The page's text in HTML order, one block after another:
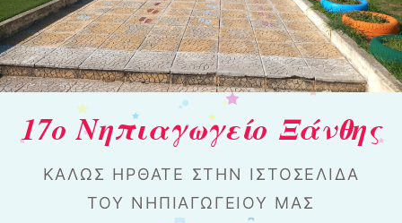
17ο Νηπιαγωγείο Ξάνθης
ΚΑΛΏΣ ΉΡΘΑΤΕ ΣΤΗΝ ΙΣΤΟΣΕΛΊΔΑ
ΤΟΥ ΝΗΠΙΑΓΩΓΕΊΟΥ ΜΑΣ